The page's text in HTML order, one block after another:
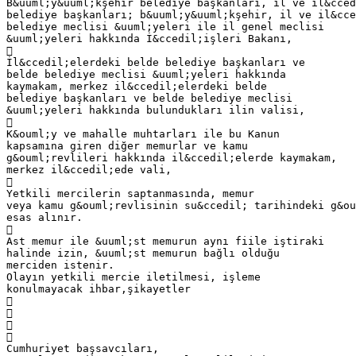
B&uuml;y&uuml;kşehir belediye başkanları, il ve
belediye başkanları; b&uuml;y&uuml;kşehir, il ve
belediye meclisi &uuml;yeleri ile il genel meclisi
&uuml;yeleri hakkında İ&ccedil;işleri Bakanı,

İl&ccedil;elerdeki belde belediye başkanları ve
belde belediye meclisi &uuml;yeleri hakkında
kaymakam, merkez il&ccedil;elerdeki belde
belediye başkanları ve belde belediye meclisi
&uuml;yeleri hakkında bulundukları ilin valisi,

K&ouml;y ve mahalle muhtarları ile bu Kanun
kapsamına giren diğer memurlar ve kamu
g&ouml;revlileri hakkında il&ccedil;elerde kaymakam,
merkez il&ccedil;ede vali,

Yetkili mercilerin saptanmasında, memur
veya kamu g&ouml;revlisinin su&ccedil; tarihindeki
esas alınır.

Ast memur ile &uuml;st memurun aynı fiile iştiraki
halinde izin, &uuml;st memurun bağlı olduğu
merciden istenir.
Olayın yetkili mercie iletilmesi, işleme
konulmayacak ihbar,şikayetler




Cumhuriyet başsavcıları,